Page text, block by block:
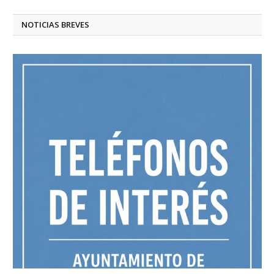
NOTICIAS BREVES